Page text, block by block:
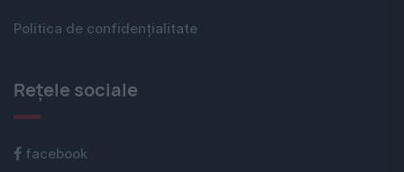
Politica de confidențialitate
Rețele sociale
facebook